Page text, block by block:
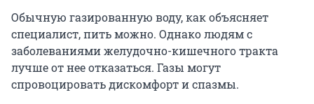
Обычную газированную воду, как объясняет
специалист, пить можно. Однако людям с
заболеваниями желудочно-кишечного тракта
лучше от нее отказаться. Газы могут
спровоцировать дискомфорт и спазмы.